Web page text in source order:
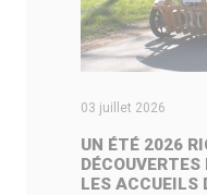
03 juillet 2026
UN ÉTÉ 2026
LES ACCUEILS